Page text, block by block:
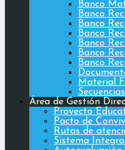
Banco
Banco
Banco
Banco
Banco
Banco
Banco
Material
Área de Gestión
Proyecto
Pacto de
Rutas de
Sistema